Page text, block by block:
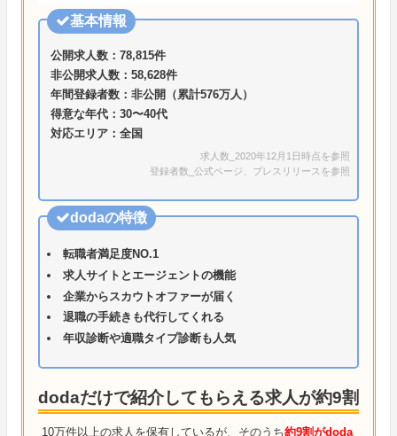
基本情報
公開求人数：78,815件
非公開求人数：58,628件
年間登録者数：非公開（累計576万人）
得意な年代：30〜40代
対応エリア：全国
求人数_2020年12月1日時点を参照
登録者数_公式ページ、プレスリリースを参照
dodaの特徴
転職者満足度NO.1
求人サイトとエージェントの機能
企業からスカウトオファーが届く
退職の手続きも代行してくれる
年収診断や適職タイプ診断も人気
dodaだけで紹介してもらえる求人が約9割
10万件以上の求人を保有しているが、そのうち約9割がdoda